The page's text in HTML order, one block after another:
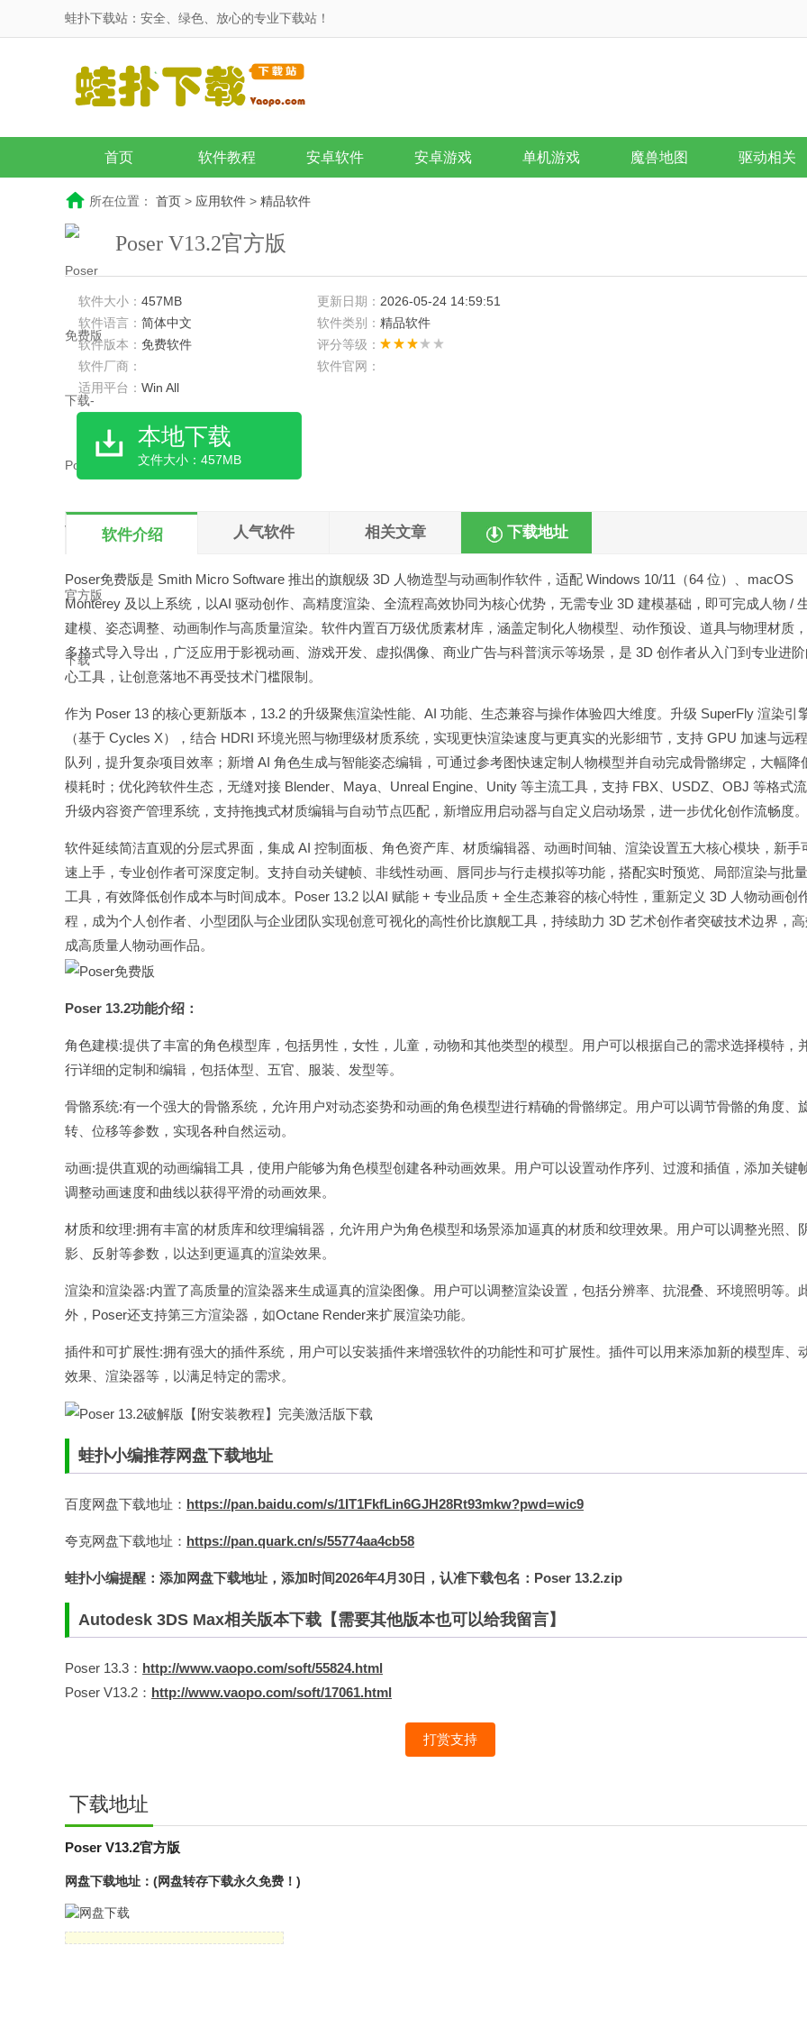
蛙扑下载站：安全、绿色、放心的专业下载站！
首页 软件教程 安卓软件 安卓游戏 单机游戏 魔兽地图 驱动相关
所在位置： 首页 > 应用软件 > 精品软件
Poser V13.2官方版
软件大小： 457MB 更新日期： 2026-05-24 14:59:51
软件语言： 简体中文 软件类别： 精品软件
软件版本： 免费软件
评分等级：
软件厂商：
软件官网：
适用平台： Win All
本地下载
文件大小：457MB
软件介绍 人气软件 相关文章 下载地址
Poser免费版是 Smith Micro Software 推出的旗舰级 3D 人物造型与动画制作软件，适配 Windows 10/11（64 位）、macOS
Monterey 及以上系统，以AI 驱动创作、高精度渲染、全流程高效协同为核心优势，无需专业 3D 建模基础，即可完成人物 /
建模、姿态调整、动画制作与高质量渲染。软件内置百万级优质素材库，涵盖定制化人物模型、动作预设、道具与物理材质
多格式导入导出，广泛应用于影视动画、游戏开发、虚拟偶像、商业广告与科普演示等场景，是 3D 创作者从入门到专业进
心工具，让创意落地不再受技术门槛限制。
作为 Poser 13 的核心更新版本，13.2 的升级聚焦渲染性能、AI 功能、生态兼容与操作体验四大维度。升级 SuperFly 渲染引
（基于 Cycles X），结合 HDRI 环境光照与物理级材质系统，实现更快渲染速度与更真实的光影细节，支持 GPU 加速与远
队列，提升复杂项目效率；新增 AI 角色生成与智能姿态编辑，可通过参考图快速定制人物模型并自动完成骨骼绑定，大幅降
模耗时；优化跨软件生态，无缝对接 Blender、Maya、Unreal Engine、Unity 等主流工具，支持 FBX、USDZ、OBJ 等格式流
升级内容资产管理系统，支持拖拽式材质编辑与自动节点匹配，新增应用启动器与自定义启动场景，进一步优化创作流畅度。
软件延续简洁直观的分层式界面，集成 AI 控制面板、角色资产库、材质编辑器、动画时间轴、渲染设置五大核心模块，新手
速上手，专业创作者可深度定制。支持自动关键帧、非线性动画、唇同步与行走模拟等功能，搭配实时预览、局部渲染与批
工具，有效降低创作成本与时间成本。Poser 13.2 以AI 赋能 + 专业品质 + 全生态兼容的核心特性，重新定义 3D 人物动画创
程，成为个人创作者、小型团队与企业团队实现创意可视化的高性价比旗舰工具，持续助力 3D 艺术创作者突破技术边界，
成高质量人物动画作品。
Poser 13.2功能介绍：
角色建模:提供了丰富的角色模型库，包括男性，女性，儿童，动物和其他类型的模型。用户可以根据自己的需求选择模特，
行详细的定制和编辑，包括体型、五官、服装、发型等。
骨骼系统:有一个强大的骨骼系统，允许用户对动态姿势和动画的角色模型进行精确的骨骼绑定。用户可以调节骨骼的角度、
转、位移等参数，实现各种自然运动。
动画:提供直观的动画编辑工具，使用户能够为角色模型创建各种动画效果。用户可以设置动作序列、过渡和插值，添加关键
调整动画速度和曲线以获得平滑的动画效果。
材质和纹理:拥有丰富的材质库和纹理编辑器，允许用户为角色模型和场景添加逼真的材质和纹理效果。用户可以调整光照、
影、反射等参数，以达到更逼真的渲染效果。
渲染和渲染器:内置了高质量的渲染器来生成逼真的渲染图像。用户可以调整渲染设置，包括分辨率、抗混叠、环境照明等。
外，Poser还支持第三方渲染器，如Octane Render来扩展渲染功能。
插件和可扩展性:拥有强大的插件系统，用户可以安装插件来增强软件的功能性和可扩展性。插件可以用来添加新的模型库、
效果、渲染器等，以满足特定的需求。
蛙扑小编推荐网盘下载地址
百度网盘下载地址： https://pan.baidu.com/s/1IT1FkfLin6GJH28Rt93mkw?pwd=wic9
夸克网盘下载地址： https://pan.quark.cn/s/55774aa4cb58
蛙扑小编提醒：添加网盘下载地址，添加时间2026年4月30日，认准下载包名：Poser 13.2.zip
Autodesk 3DS Max相关版本下载【需要其他版本也可以给我留言】
Poser 13.3： http://www.vaopo.com/soft/55824.html
Poser V13.2： http://www.vaopo.com/soft/17061.html
打赏支持
下载地址
Poser V13.2官方版
网盘下载地址：(网盘转存下载永久免费！)